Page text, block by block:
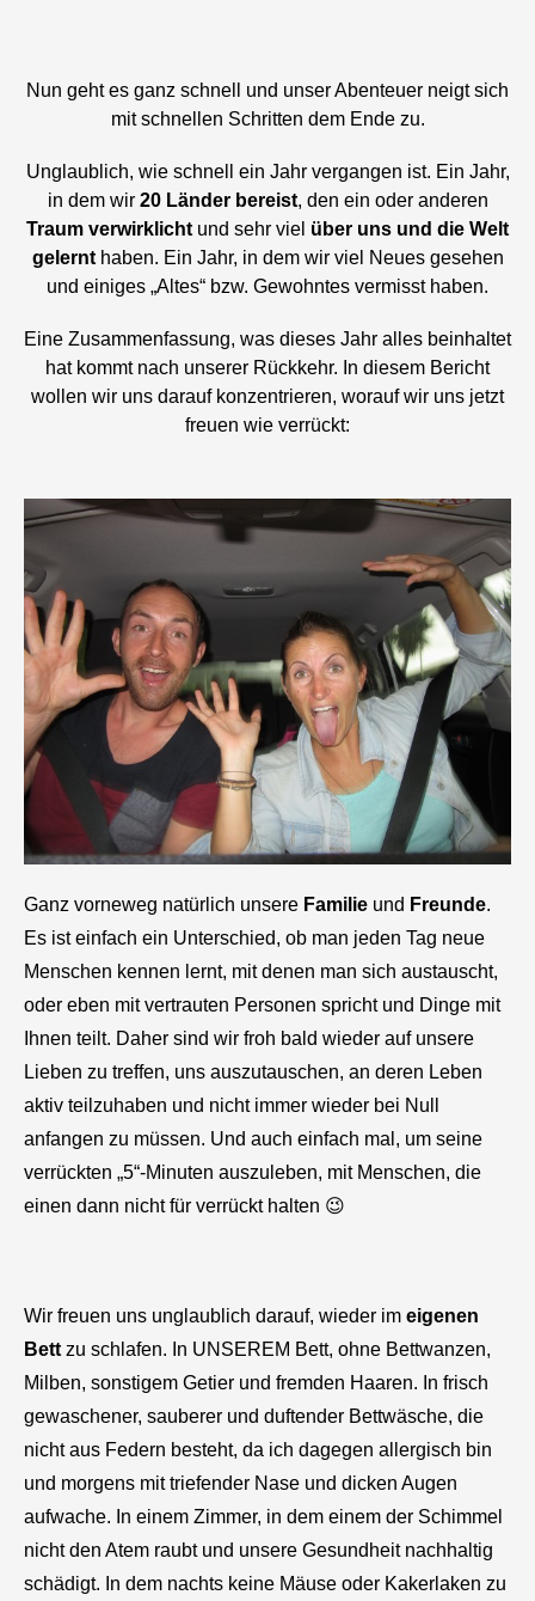
Nun geht es ganz schnell und unser Abenteuer neigt sich
mit schnellen Schritten dem Ende zu.
Unglaublich, wie schnell ein Jahr vergangen ist. Ein Jahr,
in dem wir 20 Länder bereist, den ein oder anderen
Traum verwirklicht und sehr viel über uns und die Welt
gelernthaben. Ein Jahr, in dem wir viel Neues gesehen
und einiges „Altes“ bzw. Gewohntes vermisst haben.
Eine Zusammenfassung, was dieses Jahr alles beinhaltet
hat kommt nach unserer Rückkehr. In diesem Bericht
wollen wir uns darauf konzentrieren, worauf wir uns jetzt
freuen wie verrückt:
Ganz vorneweg natürlich unsere Familie und Freunde.
Es ist einfach ein Unterschied, ob man jeden Tag neue
Menschen kennen lernt, mit denen man sich austauscht,
oder eben mit vertrauten Personen spricht und Dinge mit
Ihnen teilt. Daher sind wir froh bald wieder auf unsere
Lieben zu treffen, uns auszutauschen, an deren Leben
aktiv teilzuhaben und nicht immer wieder bei Null
anfangen zu müssen. Und auch einfach mal, um seine
verrückten „5“-Minuten auszuleben, mit Menschen, die
einen dann nicht für verrückt halten 😉
Wir freuen uns unglaublich darauf, wieder im eigenen
Bett zu schlafen. In UNSEREM Bett, ohne Bettwanzen,
Milben, sonstigem Getier und fremden Haaren. In frisch
gewaschener, sauberer und duftender Bettwäsche, die
nicht aus Federn besteht, da ich dagegen allergisch bin
und morgens mit triefender Nase und dicken Augen
aufwache. In einem Zimmer, in dem einem der Schimmel
nicht den Atem raubt und unsere Gesundheit nachhaltig
schädigt. In dem nachts keine Mäuse oder Kakerlaken zu